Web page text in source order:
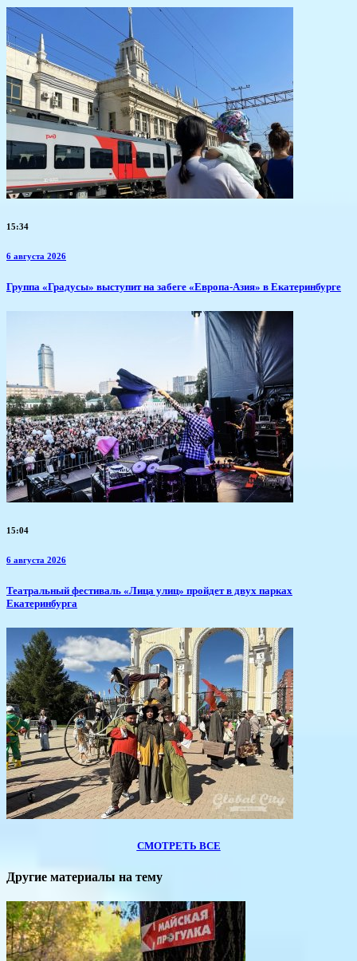
15:34
6 августа 2026
​Группа «Градусы» выступит на забеге «Европа-Азия» в Екатеринбурге
15:04
6 августа 2026
​Театральный фестиваль «Лица улиц» пройдет в двух парках
Екатеринбурга
СМОТРЕТЬ ВСЕ
Другие материалы на тему